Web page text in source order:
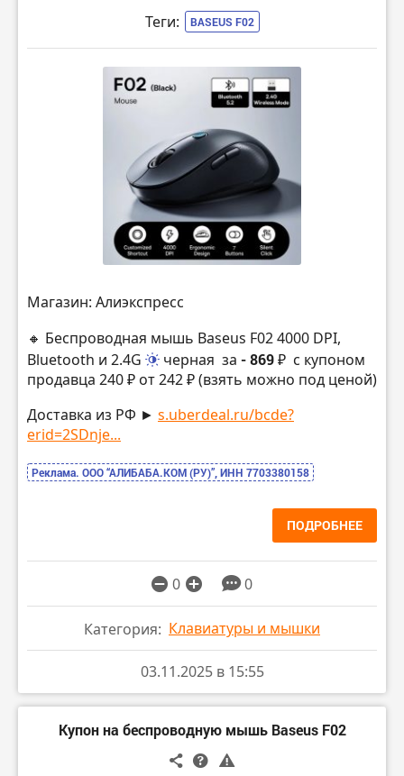
Теги: BASEUS F02
Магазин: Алиэкспресс
🔸 Беспроводная мышь Baseus F02 4000 DPI,
Bluetooth и 2.4G
черная за - 869 ₽ с купоном
продавца 240 ₽ от 242 ₽ (взять можно под ценой)
Доставка из РФ ► s.uberdeal.ru/bcde?
erid=2SDnje...
Реклама. ООО “АЛИБАБА.КОМ (РУ)”, ИНН 7703380158
ПОДРОБНЕЕ
0 0
Категория: Клавиатуры и мышки
03.11.2025 в 15:55
Купон на беспроводную мышь Baseus F02